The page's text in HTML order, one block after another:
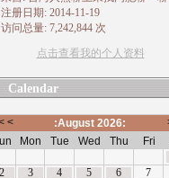
注册日期: 2014-11-19
访问总量: 7,242,844 次
点击查看我的个人资料
Calendar